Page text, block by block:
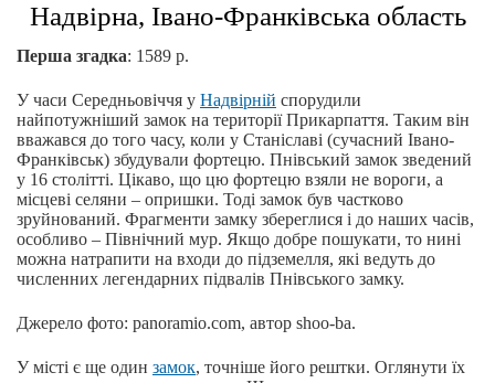
Надвірна, Івано-Франківська область
Перша згадка: 1589 р.
У часи Середньовіччя у Надвірній спорудили
найпотужніший замок на території Прикарпаття. Таким він
вважався до того часу, коли у Станіславі (сучасний Івано-
Франківськ) збудували фортецю. Пнівський замок зведений
у 16 столітті. Цікаво, що цю фортецю взяли не вороги, а
місцеві селяни – опришки. Тоді замок був частково
зруйнований. Фрагменти замку збереглися і до наших часів,
особливо – Північний мур. Якщо добре пошукати, то нині
можна натрапити на входи до підземелля, які ведуть до
численних легендарних підвалів Пнівського замку.
Джерело фото: panoramio.com, автор shoo-ba.
У місті є ще один замок, точніше його рештки. Оглянути їх